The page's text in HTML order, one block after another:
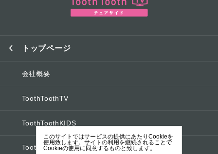
トップページ
会社概要
ToothToothTV
ToothToothKIDS
ToothToothオフィシャルブログ
このサイトではサービスの提供にあたりCookieを
使用致します。サイトの利用を継続されることで
Cookieの使用に同意するものと致します。